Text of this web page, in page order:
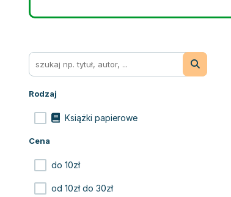
Rodzaj
Książki papierowe
Cena
do 10zł
od 10zł do 30zł